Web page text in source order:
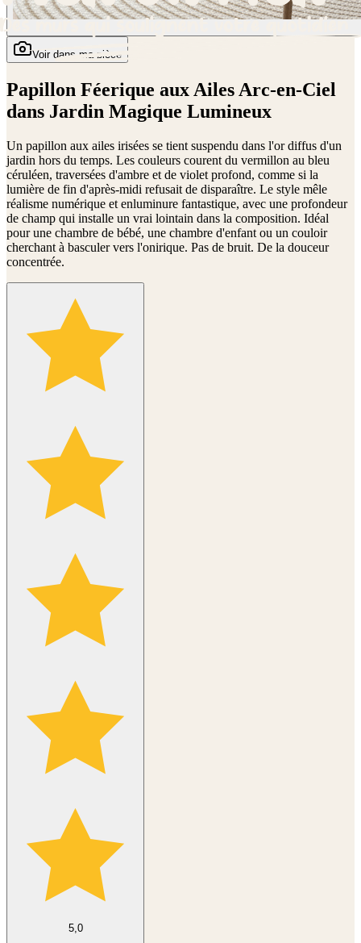
Voir dans ma pièce
Papillon Féerique aux Ailes Arc-en-Ciel
dans Jardin Magique Lumineux
Un papillon aux ailes irisées se tient suspendu dans l'or diffus d'un
jardin hors du temps. Les couleurs courent du vermillon au bleu
céruléen, traversées d'ambre et de violet profond, comme si la
lumière de fin d'après-midi refusait de disparaître. Le style mêle
réalisme numérique et enluminure fantastique, avec une profondeur
de champ qui installe un vrai lointain dans la composition. Idéal
pour une chambre de bébé, une chambre d'enfant ou un couloir
cherchant à basculer vers l'onirique. Pas de bruit. De la douceur
concentrée.
5,0